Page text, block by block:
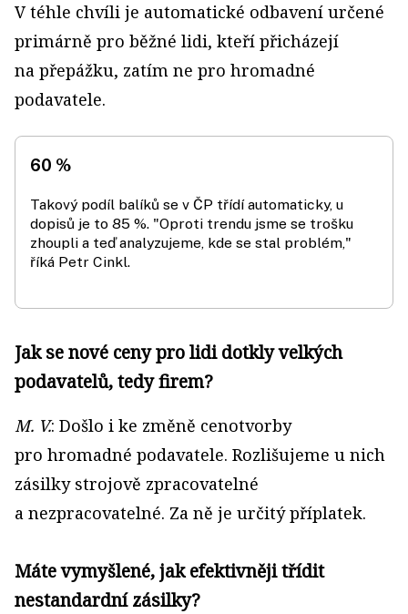
V téhle chvíli je automatické odbavení určené
primárně pro běžné lidi, kteří přicházejí
na přepážku, zatím ne pro hromadné
podavatele.
60 %
Takový podíl balíků se v ČP třídí automaticky, u
dopisů je to 85 %. "Oproti trendu jsme se trošku
zhoupli a teď analyzujeme, kde se stal problém,"
říká Petr Cinkl.
Jak se nové ceny pro lidi dotkly velkých
podavatelů, tedy firem?
M. V.: Došlo i ke změně cenotvorby
pro hromadné podavatele. Rozlišujeme u nich
zásilky strojově zpracovatelné
a nezpracovatelné. Za ně je určitý příplatek.
Máte vymyšlené, jak efektivněji třídit
nestandardní zásilky?